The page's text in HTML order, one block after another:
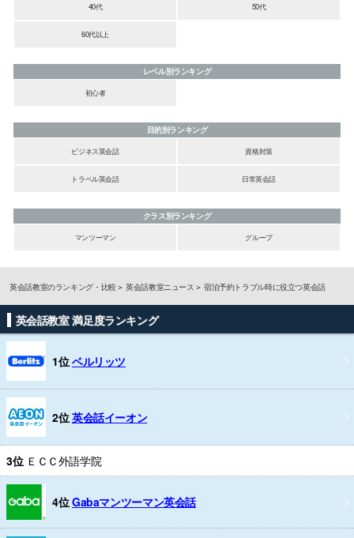
40代 50代
60代以上
レベル別ランキング
初心者
目的別ランキング
ビジネス英会話
資格対策
トラベル英会話 日常英会話
クラス別ランキング
マンツーマン
グループ
英会話教室のランキング・比較 英会話教室ニュース 宿泊予約トラブル時に役立つ英会話
英会話教室 満足度ランキング
1位ベルリッツ
2位英会話イーオン
3位 ＥＣＣ外語学院
4位Gabaマンツーマン英会話